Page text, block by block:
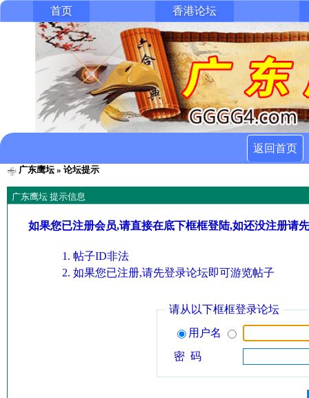
首页 香港论坛
返回首页
广东鹰坛» 论坛提示
广东鹰坛 提示信息
如果您已注册会员,请直接在底下框框登陆,如还没注册请
帖子ID非法
如果您已注册,请先登录论坛即可游览帖子
请从以下框框登录论坛
用户名
密 码